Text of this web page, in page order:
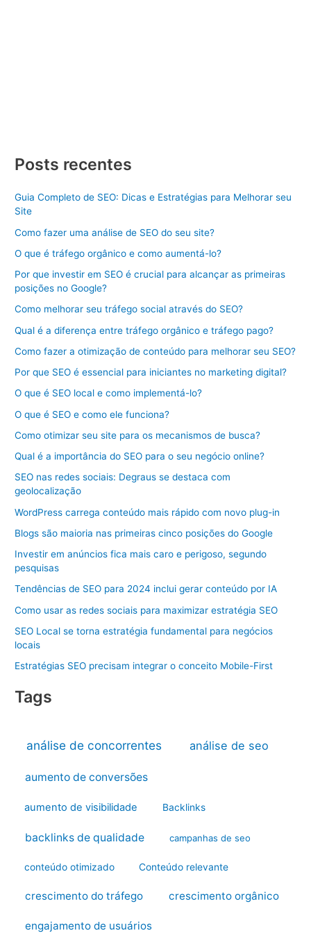
Site
Palmas
Posts recentes
Guia Completo de SEO: Dicas e Estratégias para Melhorar seu
Site
Como fazer uma análise de SEO do seu site?
O que é tráfego orgânico e como aumentá-lo?
Por que investir em SEO é crucial para alcançar as primeiras
posições no Google?
Como melhorar seu tráfego social através do SEO?
Qual é a diferença entre tráfego orgânico e tráfego pago?
Como fazer a otimização de conteúdo para melhorar seu SEO?
Por que SEO é essencial para iniciantes no marketing digital?
O que é SEO local e como implementá-lo?
O que é SEO e como ele funciona?
Como otimizar seu site para os mecanismos de busca?
Qual é a importância do SEO para o seu negócio online?
SEO nas redes sociais: Degraus se destaca com
geolocalização
WordPress carrega conteúdo mais rápido com novo plug-in
Blogs são maioria nas primeiras cinco posições do Google
Investir em anúncios fica mais caro e perigoso, segundo
pesquisas
Tendências de SEO para 2024 inclui gerar conteúdo por IA
Como usar as redes sociais para maximizar estratégia SEO
SEO Local se torna estratégia fundamental para negócios
locais
Estratégias SEO precisam integrar o conceito Mobile-First
Tags
análise de concorrentes análise de seo
aumento de conversões
aumento de visibilidade Backlinks
backlinks de qualidade campanhas de seo
conteúdo otimizado Conteúdo relevante
crescimento do tráfego crescimento orgânico
engajamento de usuários